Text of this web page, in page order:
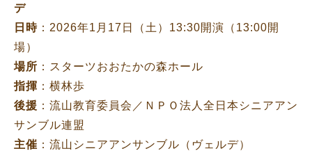
デ
日時 ：2026年1月17日（土）13:30開演（13:00開
場）
場所 ：スターツおおたかの森ホール
指揮 ：横林歩
後援 ：流山教育委員会／ＮＰＯ法人全日本シニアアン
サンブル連盟
主催 ：流山シニアアンサンブル（ヴェルデ）